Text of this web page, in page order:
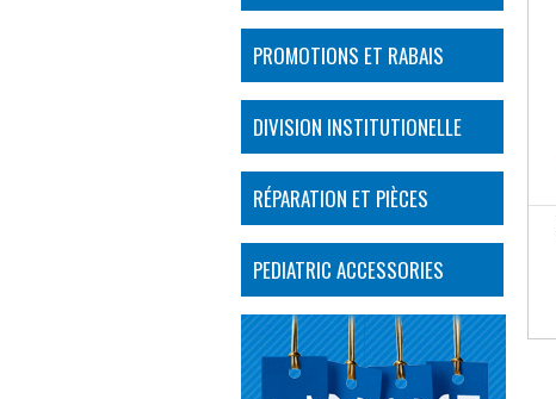
PROMOTIONS ET RABAIS
DIVISION INSTITUTIONELLE
RÉPARATION ET PIÈCES
PEDIATRIC ACCESSORIES